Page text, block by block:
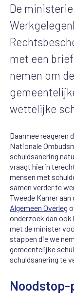
De
met een
nemen om
wettelijke
Daarmee reageren
Nationale
schuldsanering
vraagt hierin
mensen met
samen verder te
Tweede Kamer
Algemeen Overleg
onderzoek dan ook
met de minister
stappen die we
gemeentelijke
schuldsanering te